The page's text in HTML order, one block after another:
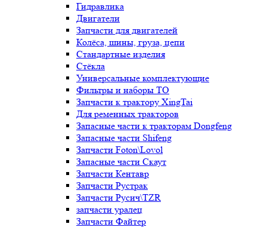
Гидравлика
Двигатели
Запчасти для двигателей
Колёса, шины, груза, цепи
Стандартные изделия
Стёкла
Универсальные комплектующие
Фильтры и наборы ТО
Запчасти к трактору XingTai
Для ременных тракторов
Запасные части к тракторам Dongfeng
Запасные части Shifeng
Запчасти Foton\Lovol
Запасные части Скаут
Запчасти Кентавр
Запчасти Рустрак
Запчасти Русич\TZR
запчасти уралец
Запчасти Файтер